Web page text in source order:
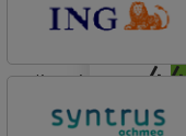
Allianz
lineair
Basis (Incl.